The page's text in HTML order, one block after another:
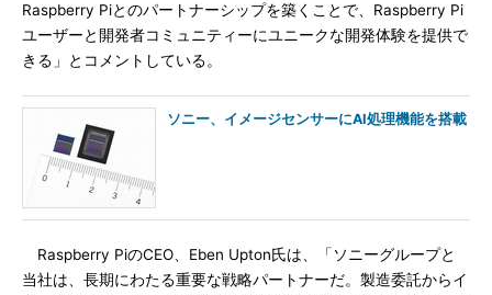
Raspberry Piとのパートナーシップを築くことで、Raspberry Pi
ユーザーと開発者コミュニティーにユニークな開発体験を提供で
きる」とコメントしている。
ソニー、イメージセンサーにAI処理機能を搭載
Raspberry PiのCEO、Eben Upton氏は、「ソニーグループと
当社は、長期にわたる重要な戦略パートナーだ。製造委託からイ